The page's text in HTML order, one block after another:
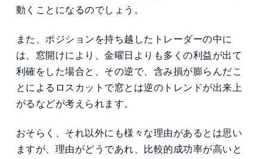
動くことになるのでしょう。
また、ポジションを持ち越したトレーダーの中に
は、窓開けにより、金曜日よりも多くの利益が出て
利確をした場合と、その逆で、含み損が膨らんだこ
とによるロスカットで窓とは逆のトレンドが出来上
がるなどが考えられます。
おそらく、それ以外にも様々な理由があるとは思い
ますが、理由がどうであれ、比較的成功率が高いと